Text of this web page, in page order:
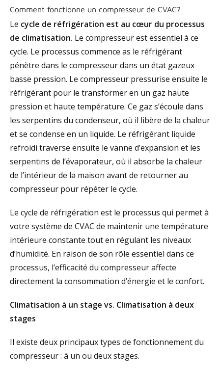
Comment fonctionne un compresseur de CVAC?
Le cycle de réfrigération est au cœur du processus
de climatisation. Le compresseur est essentiel à ce
cycle. Le processus commence as le réfrigérant
pénètre dans le compresseur dans un état gazeux
basse pression. Le compresseur pressurise ensuite le
réfrigérant pour le transformer en un gaz haute
pression et haute température. Ce gaz s’écoule dans
les serpentins du condenseur, où il libère de la chaleur
et se condense en un liquide. Le réfrigérant liquide
refroidi traverse ensuite le vanne d’expansion et les
serpentins de l’évaporateur, où il absorbe la chaleur
de l’intérieur de la maison avant de retourner au
compresseur pour répéter le cycle.
Le cycle de réfrigération est le processus qui permet à
votre système de CVAC de maintenir une température
intérieure constante tout en régulant les niveaux
d’humidité. En raison de son rôle essentiel dans ce
processus, l’efficacité du compresseur affecte
directement la consommation d’énergie et le confort.
Climatisation à un stage vs. Climatisation à deux
stages
Il existe deux principaux types de fonctionnement du
compresseur : à un ou deux stages.